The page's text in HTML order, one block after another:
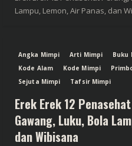
Lampu, Lemon, Air Panas, dan
Angka Mimpi Arti Mimpi Buku
Kode Alam
Kode Mimpi
Sejuta Mimpi
Tafsir Mimpi
Erek Erek 12
Gawang, Luku, Bola
dan Wibisana